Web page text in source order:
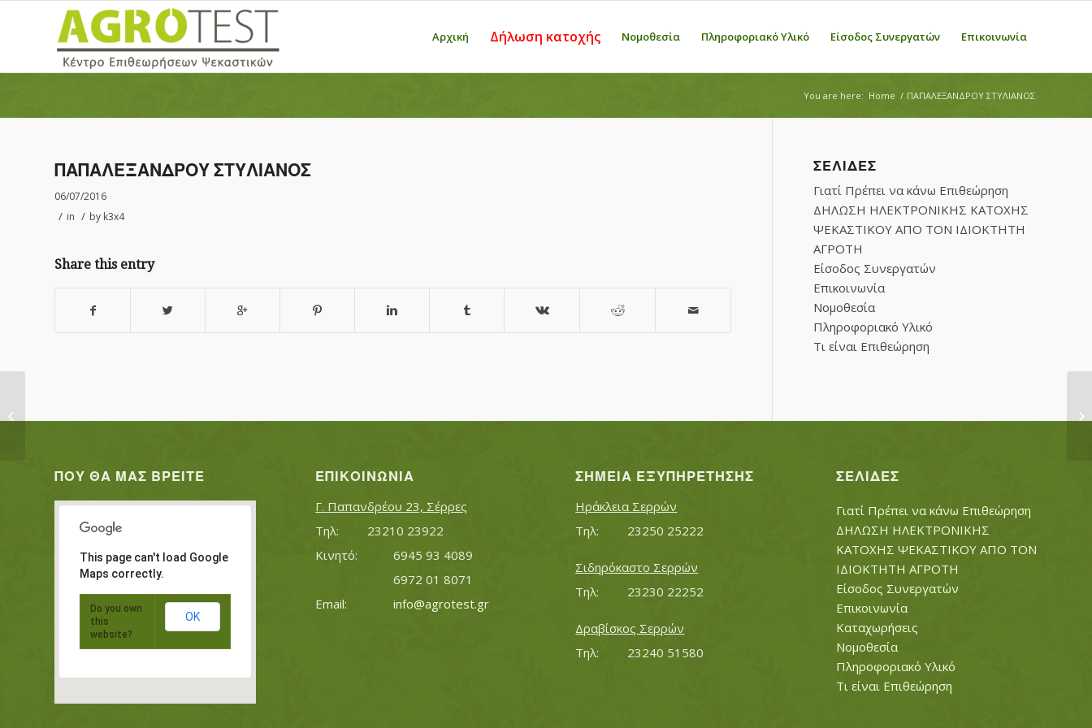
Αρχική Δήλωση κατοχής Νομοθεσία Πληροφοριακό Υλικό Είσοδος Συνεργατών Επικοινωνία
You are here: Home / ΠΑΠΑΛΕΞΑΝΔΡΟΥ ΣΤΥΛΙΑΝΟΣ
ΠΑΠΑΛΕΞΑΝΔΡΟΥ ΣΤΥΛΙΑΝΟΣ
06/07/2016
/ in / by k3x4
Share this entry
ΣΕΛΊΔΕΣ
Γιατί Πρέπει να κάνω Επιθεώρηση
ΔΗΛΩΣΗ ΗΛΕΚΤΡΟΝΙΚΗΣ ΚΑΤΟΧΗΣ
ΨΕΚΑΣΤΙΚΟΥ ΑΠΟ ΤΟΝ ΙΔΙΟΚΤΗΤΗ
ΑΓΡΟΤΗ
Είσοδος Συνεργατών
Επικοινωνία
Νομοθεσία
Πληροφοριακό Υλικό
Τι είναι Επιθεώρηση
ΠΟΥ ΘΑ ΜΑΣ ΒΡΕΊΤΕ
This page can't load Google
Maps correctly.
Do you own
this
website?
OK
ΕΠΙΚΟΙΝΩΝΊΑ
Γ. Παπανδρέου 23, Σέρρες
Τηλ:		23210 23922
Κινητό:		6945 93 4089
			6972 01 8071
info@agrotest.gr
ΣΗΜΕΊΑ ΕΞΥΠΗΡΈΤΗΣΗΣ
Ηράκλεια Σερρών
Τηλ:		23250 25222
Σιδηρόκαστο Σερρών
Τηλ:		23230 22252
Δραβίσκος Σερρών
Τηλ:		23240 51580
ΣΕΛΊΔΕΣ
Γιατί Πρέπει να κάνω Επιθεώρηση
ΔΗΛΩΣΗ ΗΛΕΚΤΡΟΝΙΚΗΣ
ΚΑΤΟΧΗΣ ΨΕΚΑΣΤΙΚΟΥ ΑΠΟ ΤΟΝ
ΙΔΙΟΚΤΗΤΗ ΑΓΡΟΤΗ
Είσοδος Συνεργατών
Επικοινωνία
Καταχωρήσεις
Νομοθεσία
Πληροφοριακό Υλικό
Τι είναι Επιθεώρηση